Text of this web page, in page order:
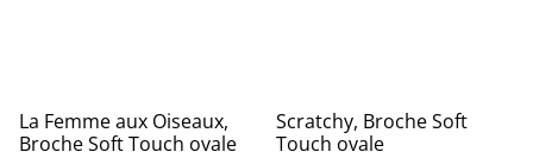
La Femme aux Oiseaux,
Broche Soft Touch ovale
Scratchy, Broche Soft
Touch ovale